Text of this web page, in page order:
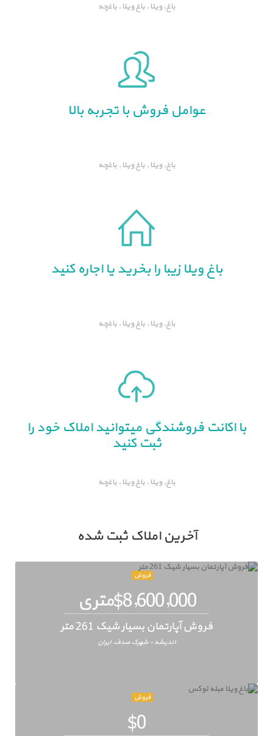
باغ, ویلا , باغ ویلا , باغچه
عوامل فروش با تجربه بالا
باغ, ویلا , باغ ویلا , باغچه
باغ ویلا زیبا را بخرید یا اجاره کنید
باغ, ویلا , باغ ویلا , باغچه
با اکانت فروشندگی میتوانید املاک خود را
ثبت کنید
باغ, ویلا , باغ ویلا , باغچه
آخرین املاک ثبت شده
$8,600,000متری
فروش
فروش آپارتمان بسیار شیک 261 متر
اندیشه - شهرک صدف, ایران
$0
فروش